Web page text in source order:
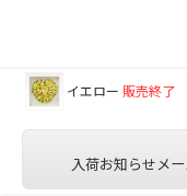
イエロー 販売終了
入荷お知らせメ